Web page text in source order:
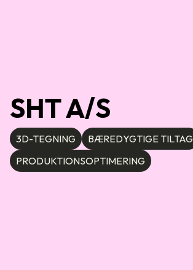
SHT A/S
3D-TEGNING
BÆREDYGTIGE TILTAG
PRODUKTIONSOPTIMERING